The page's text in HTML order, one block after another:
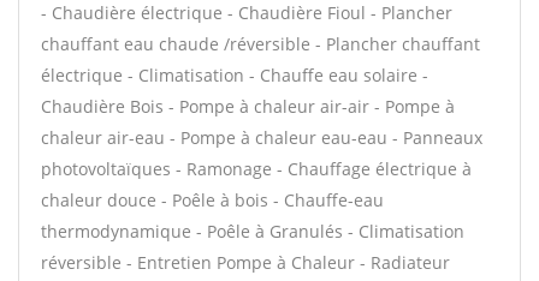
- Chaudière électrique - Chaudière Fioul - Plancher
chauffant eau chaude /réversible - Plancher chauffant
électrique - Climatisation - Chauffe eau solaire -
Chaudière Bois - Pompe à chaleur air-air - Pompe à
chaleur air-eau - Pompe à chaleur eau-eau - Panneaux
photovoltaïques - Ramonage - Chauffage électrique à
chaleur douce - Poêle à bois - Chauffe-eau
thermodynamique - Poêle à Granulés - Climatisation
réversible - Entretien Pompe à Chaleur - Radiateur